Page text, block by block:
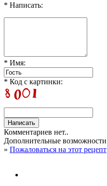
* Написать:
* Имя:
* Код с картинки:
Комментариев нет..
Дополнительные возможности
» Пожаловаться на этот рецепт